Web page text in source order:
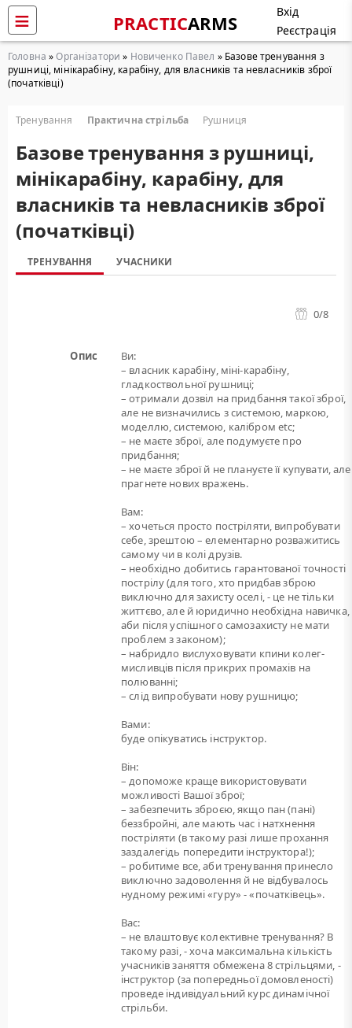
PRACTICARMS
Вхід
Реєстрація
Головна »Організатори » Новиченко Павел » Базове тренування з
рушниці, мінікарабіну, карабіну, для власників та невласників зброї
(початківці)
Тренування Практична стрільба Рушниця
Базове тренування з рушниці,
мінікарабіну, карабіну, для
власників та невласників зброї
(початківці)
ТРЕНУВАННЯ УЧАСНИКИ
0/8
Опис
Ви:
– власник карабіну, міні-карабіну,
гладкоствольної рушниці;
– отримали дозвіл на придбання такої зброї,
але не визначились з системою, маркою,
моделлю, системою, калібром etc;
– не маєте зброї, але подумуєте про
придбання;
– не маєте зброї й не плануєте її купувати, але
прагнете нових вражень.
Вам:
– хочеться просто постріляти, випробувати
себе, зрештою – елементарно розважитись
самому чи в колі друзів.
– необхідно добитись гарантованої точності
пострілу (для того, хто придбав зброю
виключно для захисту оселі, - це не тільки
життєво, але й юридично необхідна навичка,
аби після успішного самозахисту не мати
проблем з законом);
– набридло вислуховувати кпини колег-
мисливців після прикрих промахів на
полюванні;
– слід випробувати нову рушницю;
Вами:
буде опікуватись інструктор.
Він:
– допоможе краще використовувати
можливості Вашої зброї;
– забезпечить зброєю, якщо пан (пані)
беззбройні, але мають час і натхнення
постріляти (в такому разі лише прохання
заздалегідь попередити інструктора!);
– робитиме все, аби тренування принесло
виключно задоволення й не відбувалось
нудному режимі «гуру» - «початківець».
Вас:
– не влаштовує колективне тренування? В
такому разі, - хоча максимальна кількість
учасників заняття обмежена 8 стрільцями, -
інструктор (за попередньої домовленості)
проведе індивідуальний курс динамічної
стрільби.